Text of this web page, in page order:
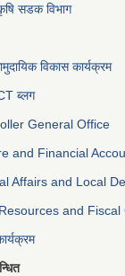
सडक विभाग
विकास कार्यक्रम
ब्लग
General Office
and Financial
Affairs and Local
and Fiscal